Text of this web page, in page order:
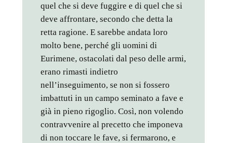
quel che si deve fuggire e di quel che si
deve affrontare, secondo che detta la
retta ragione. E sarebbe andata loro
molto bene, perché gli uomini di
Eurimene, ostacolati dal peso delle armi,
erano rimasti indietro
nell’inseguimento, se non si fossero
imbattuti in un campo seminato a fave e
già in pieno rigoglio. Così, non volendo
contravvenire al precetto che imponeva
di non toccare le fave, si fermarono, e